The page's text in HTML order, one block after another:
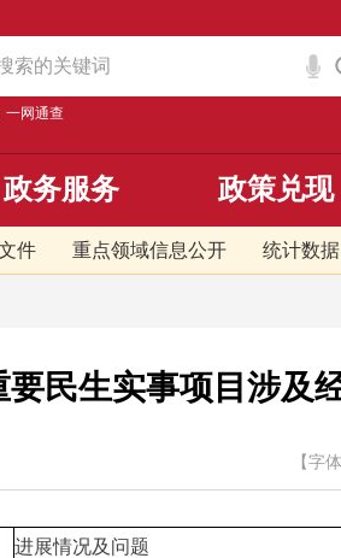
一网通查
件 重点领域信息公开 统计数据
政务服务 政策兑现
民生实事项目涉及
【字
进展情况及问题